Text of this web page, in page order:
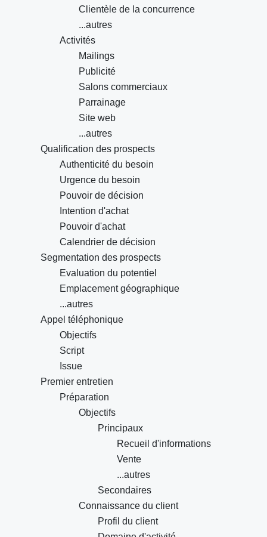
Clientèle de la concurrence
...autres
Activités
Mailings
Publicité
Salons commerciaux
Parrainage
Site web
...autres
Qualification des prospects
Authenticité du besoin
Urgence du besoin
Pouvoir de décision
Intention d'achat
Pouvoir d'achat
Calendrier de décision
Segmentation des prospects
Evaluation du potentiel
Emplacement géographique
...autres
Appel téléphonique
Objectifs
Script
Issue
Premier entretien
Préparation
Objectifs
Principaux
Recueil d'informations
Vente
...autres
Secondaires
Connaissance du client
Profil du client